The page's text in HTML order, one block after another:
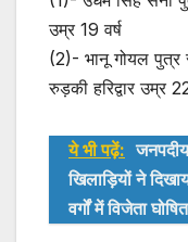
उम्र 19 वर्ष
(2)- भानू गोयल पुत्र
रुड़की हरिद्वार उम्र
ये भी पढ़ें:
खिलाड़ियों ने
वर्गों में विजेता घोषित